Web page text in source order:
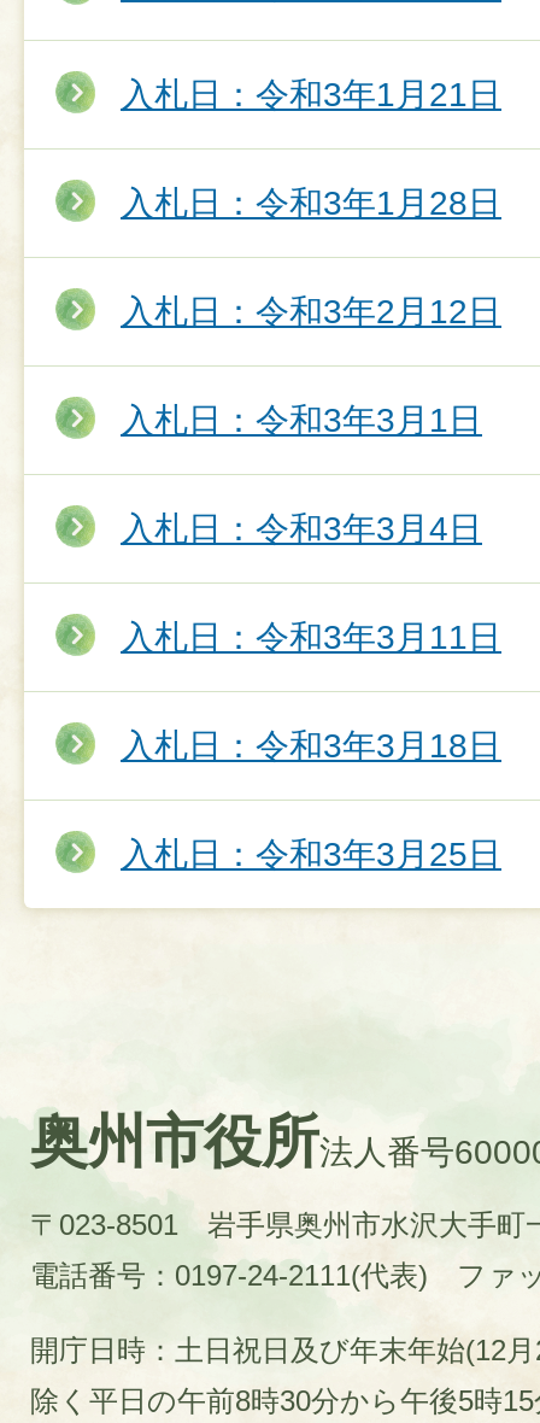
入札日：令和3年1月21日
入札日：令和3年1月28日
入札日：令和3年2月12日
入札日：令和3年3月1日
入札日：令和3年3月4日
入札日：令和3年3月11日
入札日：令和3年3月18日
入札日：令和3年3月25日
奥州市役所法人番号
〒023-8501 岩手県奥州市水沢大手町
電話番号：0197-24-2111(代表)
ファ
開庁日時：土日祝日及び年末年始(12
除く平日の午前8時30分から午後5時